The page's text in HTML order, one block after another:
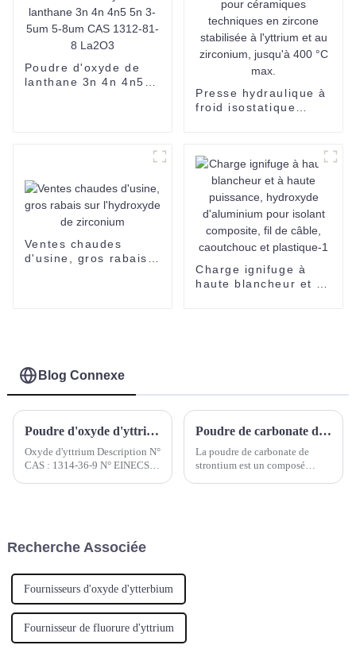
verre CAS 13709-38-
1
Poudre d'oxyde de
lanthane 3n 4n 4n5
Presse hydraulique à
froid isostatique
zircone stabilisée à
l'yttrium et au
zirconium, jusqu'à
400 °C max.
Ventes chaudes
d'usine, gros rabais
Charge ignifuge à
haute blancheur et à
Blog Connexe
Poudre d'oxyde d'yttrium
Oxyde d'yttrium Description N°
CAS : 1314-36-9 N° EINECS :
Poudre de carbonate de strontium
La poudre de carbonate de
strontium est un composé
Recherche Associée
Fournisseurs d'oxyde d'ytterbium
Fournisseur de fluorure d'yttrium